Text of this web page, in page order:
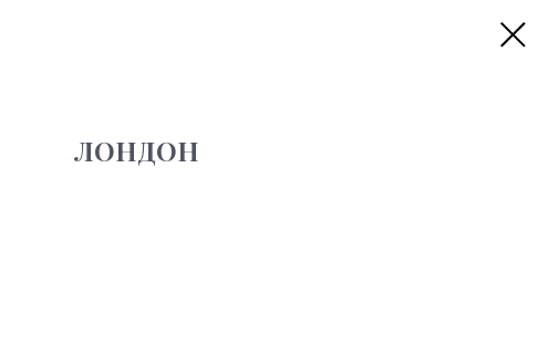
ЛОНДОН